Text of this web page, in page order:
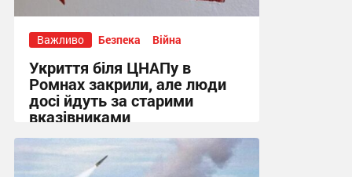
Важливо Безпека Війна
Укриття біля ЦНАПу в
Ромнах закрили, але люди
досі йдуть за старими
вказівниками
10:23, 4.08.2026